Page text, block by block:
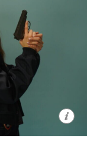
лет не
Моура из
Ли из
детям